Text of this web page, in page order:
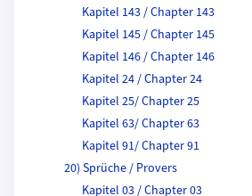
Kapitel 143 / Chapter 143
Kapitel 145 / Chapter 145
Kapitel 146 / Chapter 146
Kapitel 24 / Chapter 24
Kapitel 25/ Chapter 25
Kapitel 63/ Chapter 63
Kapitel 91/ Chapter 91
20) Sprüche / Provers
Kapitel 03 / Chapter 03